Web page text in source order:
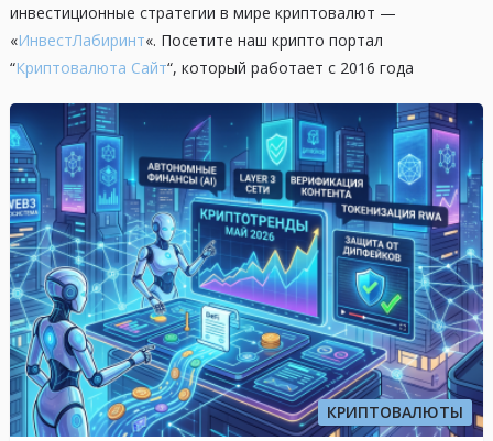
инвестиционные стратегии в мире криптовалют —
«ИнвестЛабиринт«. Посетите наш крипто портал
“Криптовалюта Сайт“, который работает с 2016 года
КРИПТОВАЛЮТЫ